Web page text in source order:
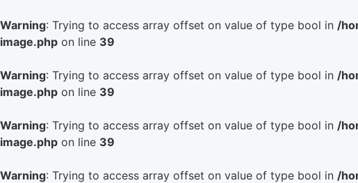
Warning: Trying to access array offset on value of type bool in /
image.php on line 39
Warning: Trying to access array offset on value of type bool in /
image.php on line 39
Warning: Trying to access array offset on value of type bool in /
image.php on line 39
Warning: Trying to access array offset on value of type bool in /